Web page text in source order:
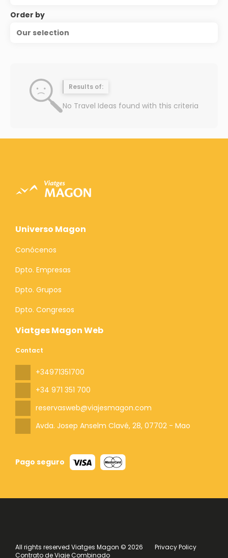
Order by
Our selection
Results of:
No Travel Ideas found with this criteria
Viatges Magon Web
Contact
+34971351700
+34 971 351 700
reservasweb@viajesmagon.com
Avda. Josep Anselm Clavé, 28, 07702 - Mao
Pago seguro
Universo Magon
Conócenos
Dpto. Empresas
Dpto. Grupos
Dpto. Congresos
All rights reserved Viatges Magon © 2026
Privacy Policy
Contrato de Viaje Combinado